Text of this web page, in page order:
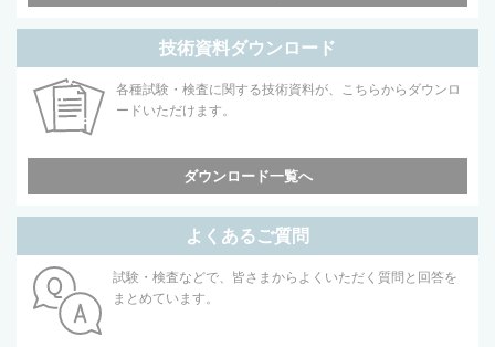
技術資料ダウンロード
各種試験・検査に関する技術資料が、こちらからダウンロ
ードいただけます。
ダウンロード一覧へ
よくあるご質問
試験・検査などで、皆さまからよくいただく質問と回答を
まとめています。